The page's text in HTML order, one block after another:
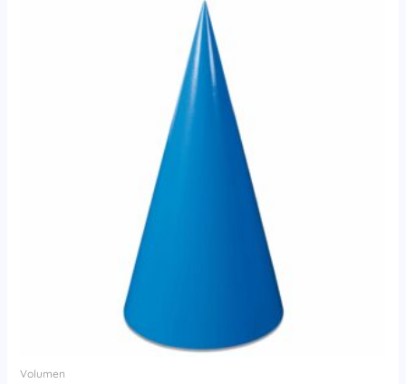
Volumen